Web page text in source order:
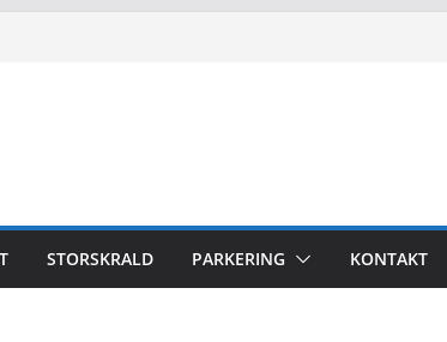
STORSKRALD PARKERING KONTAKT